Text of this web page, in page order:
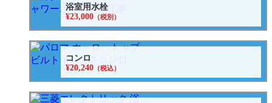
浴室用水栓
¥23,000 （税別）
コンロ
¥20,240 （税込）